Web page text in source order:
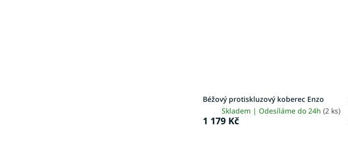
Béžový protiskluzový koberec Enzo
Skladem | Odesíláme do 24h(2 ks)
1 179 Kč